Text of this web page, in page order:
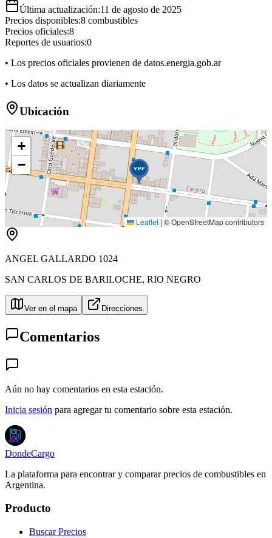
Última actualización:11 de agosto de 2025
Precios disponibles:8 combustibles
Precios oficiales:8
Reportes de usuarios:0
• Los precios oficiales provienen de datos.energia.gob.ar
• Los datos se actualizan diariamente
Ubicación
+
−
Leaflet |© OpenStreetMap contributors
ANGEL GALLARDO 1024
SAN CARLOS DE BARILOCHE, RIO NEGRO
Ver en el mapa Direcciones
Comentarios
Aún no hay comentarios en esta estación.
Inicia sesión para agregar tu comentario sobre esta estación.
DondeCargo
La plataforma para encontrar y comparar precios de combustibles en
Argentina.
Producto
Buscar Precios